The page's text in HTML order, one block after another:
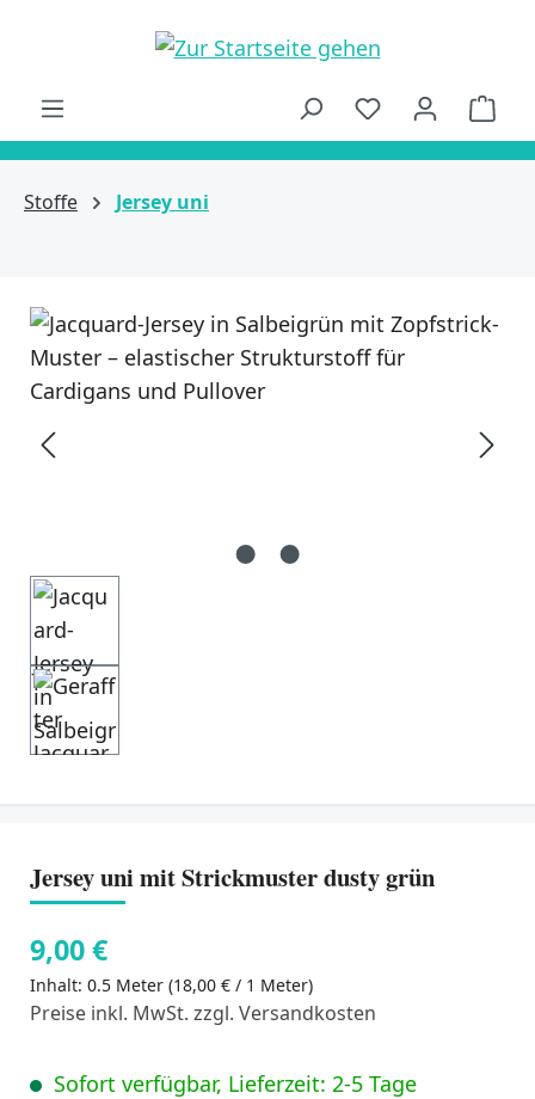
Stoffe Jersey uni
Bildergalerie überspringen
Jersey uni mit Strickmuster dusty grün
9,00 €
Inhalt: 0.5 Meter (18,00 € / 1 Meter)
Preise inkl. MwSt. zzgl. Versandkosten
Sofort verfügbar, Lieferzeit: 2-5 Tage